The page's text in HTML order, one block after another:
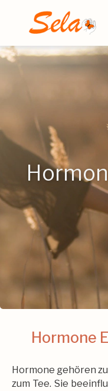
Hormone
Hormone gehören
zum Tee. Sie